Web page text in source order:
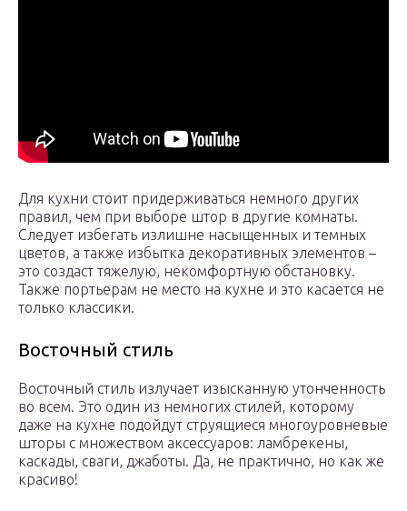
Для кухни стоит придерживаться немного других
правил, чем при выборе штор в другие комнаты.
Следует избегать излишне насыщенных и темных
цветов, а также избытка декоративных элементов –
это создаст тяжелую, некомфортную обстановку.
Также портьерам не место на кухне и это касается не
только классики.
Восточный стиль
Восточный стиль излучает изысканную утонченность
во всем. Это один из немногих стилей, которому
даже на кухне подойдут струящиеся многоуровневые
шторы с множеством аксессуаров: ламбрекены,
каскады, сваги, джаботы. Да, не практично, но как же
красиво!